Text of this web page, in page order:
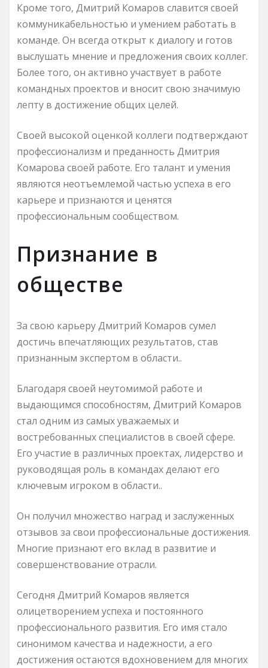
Кроме того, Дмитрий Комаров славится своей
коммуникабельностью и умением работать в
команде. Он всегда открыт к диалогу и готов
выслушать мнение и предложения своих коллег.
Более того, он активно участвует в работе
командных проектов и вносит свою значимую
лепту в достижение общих целей.
Своей высокой оценкой коллеги подтверждают
профессионализм и преданность Дмитрия
Комарова своей работе. Его талант и умения
являются неотъемлемой частью успеха в его
карьере и признаются и ценятся
профессиональным сообществом.
Признание в
обществе
За свою карьеру Дмитрий Комаров сумел
достичь впечатляющих результатов, став
признанным экспертом в области..
Благодаря своей неутомимой работе и
выдающимся способностям, Дмитрий Комаров
стал одним из самых уважаемых и
востребованных специалистов в своей сфере.
Его участие в различных проектах, лидерство и
руководящая роль в командах делают его
ключевым игроком в области..
Он получил множество наград и заслуженных
отзывов за свои профессиональные достижения.
Многие признают его вклад в развитие и
совершенствование отрасли.
Сегодня Дмитрий Комаров является
олицетворением успеха и постоянного
профессионального развития. Его имя стало
синонимом качества и надежности, а его
достижения остаются вдохновением для многих